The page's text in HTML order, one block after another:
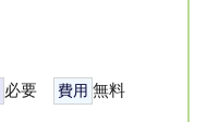
必要 費用 無料